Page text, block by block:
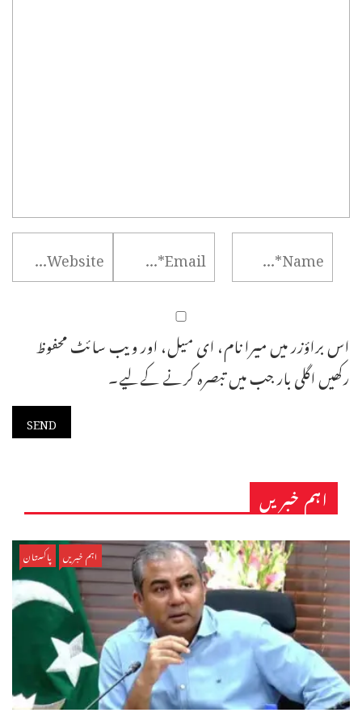
اس براؤزر میں میرا نام، ای میل، اور ویب سائٹ محفوظ
رکھیں اگلی بار جب میں تبصرہ کرنے کےلیے۔
اہم خبریں
اہم خبریں پاکستان